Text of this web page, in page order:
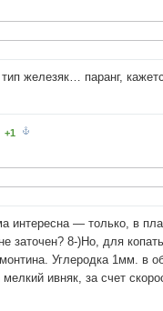
тип железяк… паранг,
+1
интересна — только, в
заточен? 8-)Но, для
Углеродка 1мм. в
мелкий ивняк, за счет